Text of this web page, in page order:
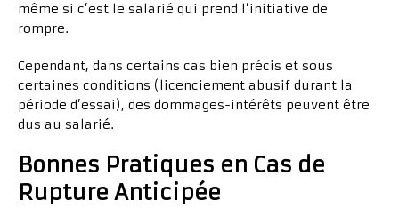
même si c’est le salarié qui prend l’initiative de
rompre.
Cependant, dans certains cas bien précis et sous
certaines conditions (licenciement abusif durant la
période d’essai), des dommages-intérêts peuvent être
dus au salarié.
Bonnes Pratiques en Cas de
Rupture Anticipée